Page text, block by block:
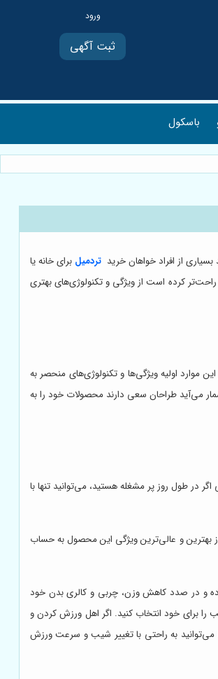
ثبت آگهی
باسکول
از افراد خواهان خرید تردمیل برای خانه یا
کرده است از ویژگی و تکنولوژی‌های بهتری
موارد اولیه ویژگی‌ها و تکنولوژی‌های منحصر به
می‌آید طراحان سعی دارند محصولات خود را به
در طول روز پر مشغله هستید، می‌توانید تنها با
بهترین و عالی‌ترین ویژگی این محصول به حساب
و در صدد کاهش وزن، چربی و کالری بدن خود
برای خود انتخاب کنید. اگر اهل ورزش کردن و
می‌توانید به راحتی با تغییر شیب و سرعت ورزش